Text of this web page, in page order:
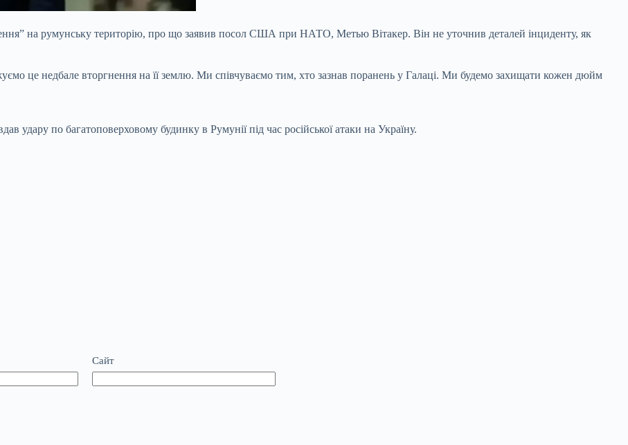
на румунську територію, про що заявив посол США при НАТО, Метью Вітакер. Він не уточнив деталей інциденту, як
це недбале вторгнення на її землю. Ми співчуваємо тим, хто зазнав поранень у Галаці. Ми будемо захищати кожен дюйм
удару по багатоповерховому будинку в Румунії під час російської атаки на Україну.
Сайт